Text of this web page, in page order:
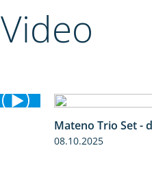
Video
Mateno Trio Set -
08.10.2025